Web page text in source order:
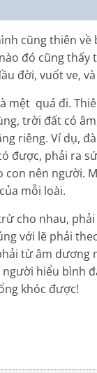
cũng thiên về
đó cũng
đời, vuốt ve,
mệt quá đi.
trời đất có
riêng. Ví dụ,
được, phải ra
con nên người.
mỗi loài.
cho nhau,
với lẽ phải
từ âm dương
hiểu bình
khóc được!